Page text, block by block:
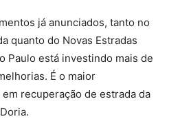
já anunciados, tanto no
quanto do Novas Estradas
Paulo está investindo mais de
É o maior
recuperação de estrada da